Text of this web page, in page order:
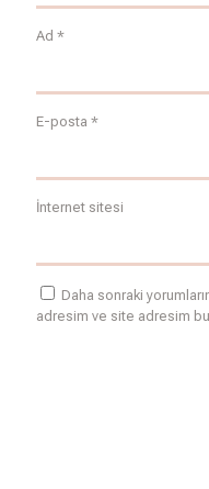
Ad *
E-posta *
İnternet sitesi
Daha sonraki
adresim ve site adresim bu